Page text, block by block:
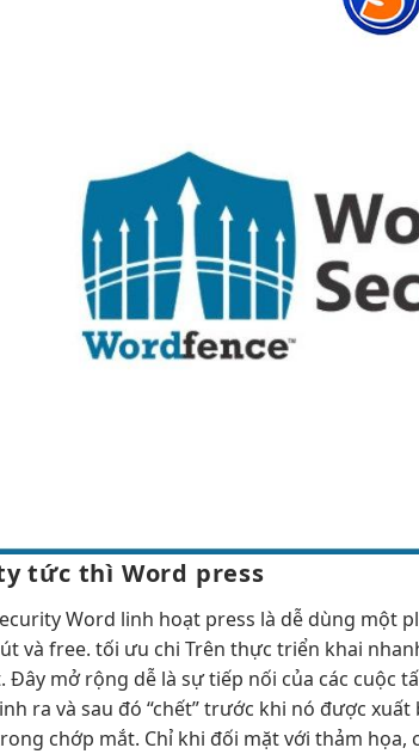
tức thì Word press
Word linh hoạt press là dễ dùng một
và free.tối ưu chi Trên thựctriển khai
Đây mở rộng dễ là sự tiếp nối của các cuộc
ra và sau đó “chết” trước khi nó được
chớp mắt. Chỉ khi đối mặt với thảm